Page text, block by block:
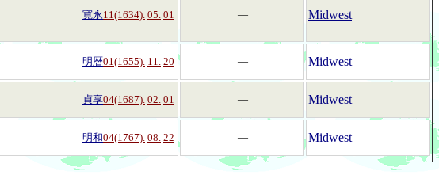
寛永11(1634). 05. 01 ― Midwest
明暦01(1655). 11. 20 ― Midwest
貞享04(1687). 02. 01 ― Midwest
明和04(1767). 08. 22 ― Midwest